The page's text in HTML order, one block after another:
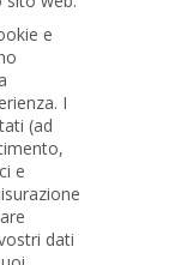
e
I
(ad
e
dati